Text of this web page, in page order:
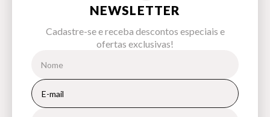
NEWSLETTER
Cadastre-se e receba descontos especiais e
ofertas exclusivas!